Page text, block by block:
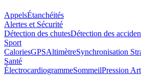
AppelsÉtanchéités
Alertes et Sécurité
Détection des chutesDétection des
Sport
CaloriesGPSAltimètreSynchronisation
Santé
ÉlectrocardiogrammeSommeilPression